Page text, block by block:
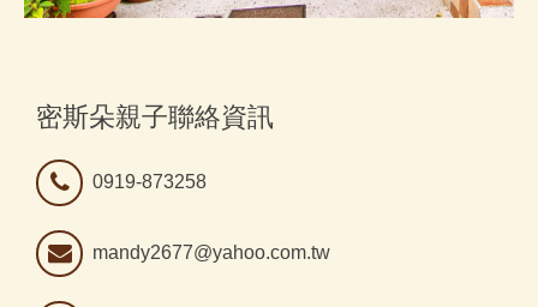
密斯朵親子聯絡資訊
0919-873258
mandy2677@yahoo.com.tw